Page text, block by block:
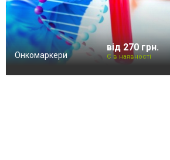
Онкомаркери
від 270 грн.
Є в наявності